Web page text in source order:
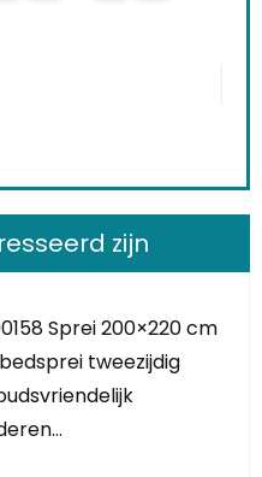
zijn
Sprei 200×220 cm
tweezijdig